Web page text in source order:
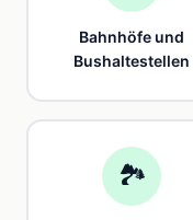
Bahnhöfe und
Bushaltestellen
🏞️